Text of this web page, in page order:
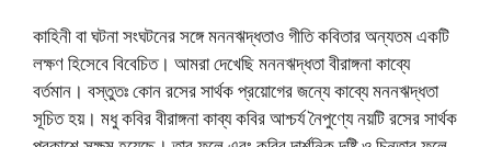
কাহিনী বা ঘটনা সংঘটনের সঙ্গে মননঋদ্ধতাও গীতি কবিতার অন্যতম একটি
লক্ষণ হিসেবে বিবেচিত। আমরা দেখেছি মননঋদ্ধতা বীরাঙ্গনা কাব্যে
বর্তমান। বস্তুতঃ কোন রসের সার্থক প্রয়োগের জন্যে কাব্যে মননঋদ্ধতা
সূচিত হয়। মধু কবির বীরাঙ্গনা কাব্য কবির আশ্চর্য নৈপুণ্যে নয়টি রসের সার্থক